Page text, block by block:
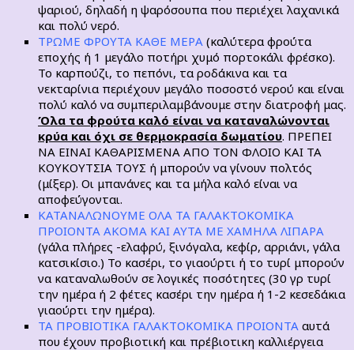
ψαριού, δηλαδή η ψαρόσουπα που περιέχει λαχανικά
και πολύ νερό.
ΤΡΩΜΕ ΦΡΟΥΤΑ ΚΑΘΕ ΜΕΡΑ (καλύτερα φρούτα
εποχής ή 1 μεγάλο ποτήρι χυμό πορτοκάλι φρέσκο).
Το καρπούζι, το πεπόνι, τα ροδάκινα και τα
νεκταρίνια περιέχουν μεγάλο ποσοστό νερού και είναι
πολύ καλό να συμπεριλαμβάνουμε στην διατροφή μας.
Όλα τα φρούτα καλό είναι να καταναλώνονται
κρύα και όχι σε θερμοκρασία δωματίου. ΠΡΕΠΕΙ
ΝΑ ΕΙΝΑΙ ΚΑΘΑΡΙΣΜΕΝΑ ΑΠΟ ΤΟΝ ΦΛΟΙΟ ΚΑΙ ΤΑ
ΚΟΥΚΟΥΤΣΙΑ ΤΟΥΣ ή μπορούν να γίνουν πολτός
(μίξερ). Οι μπανάνες και τα μήλα καλό είναι να
αποφεύγονται.
ΚΑΤΑΝΑΛΩΝΟΥΜΕ ΟΛΑ ΤΑ ΓΑΛΑΚΤΟΚΟΜΙΚΑ
ΠΡΟΙΟΝΤΑ ΑΚΟΜΑ ΚΑΙ ΑΥΤΑ ΜΕ ΧΑΜΗΛΑ ΛΙΠΑΡΑ
(γάλα πλήρες -ελαφρύ, ξινόγαλα, κεφίρ, αρριάνι, γάλα
κατσικίσιο.) Το κασέρι, το γιαούρτι ή το τυρί μπορούν
να καταναλωθούν σε λογικές ποσότητες (30 γρ τυρί
την ημέρα ή 2 φέτες κασέρι την ημέρα ή 1-2 κεσεδάκια
γιαούρτι την ημέρα).
ΤΑ ΠΡΟΒΙΟΤΙΚΑ ΓΑΛΑΚΤΟΚΟΜΙΚΑ ΠΡΟΙΟΝΤΑ αυτά
που έχουν προβιοτική και πρέβιοτικη καλλιέργεια